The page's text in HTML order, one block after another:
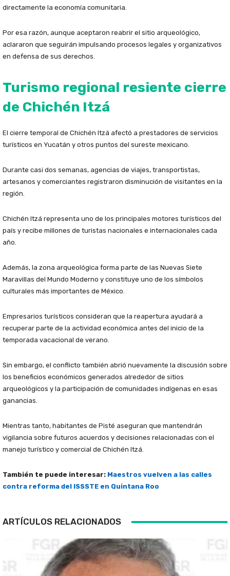
directamente la economía comunitaria.
Por esa razón, aunque aceptaron reabrir el sitio arqueológico,
aclararon que seguirán impulsando procesos legales y organizativos
en defensa de sus derechos.
Turismo regional resiente cierre
de Chichén Itzá
El cierre temporal de Chichén Itzá afectó a prestadores de servicios
turísticos en Yucatán y otros puntos del sureste mexicano.
Durante casi dos semanas, agencias de viajes, transportistas,
artesanos y comerciantes registraron disminución de visitantes en la
región.
Chichén Itzá representa uno de los principales motores turísticos del
país y recibe millones de turistas nacionales e internacionales cada
año.
Además, la zona arqueológica forma parte de las Nuevas Siete
Maravillas del Mundo Moderno y constituye uno de los símbolos
culturales más importantes de México.
Empresarios turísticos consideran que la reapertura ayudará a
recuperar parte de la actividad económica antes del inicio de la
temporada vacacional de verano.
Sin embargo, el conflicto también abrió nuevamente la discusión sobre
los beneficios económicos generados alrededor de sitios
arqueológicos y la participación de comunidades indígenas en esas
ganancias.
Mientras tanto, habitantes de Pisté aseguran que mantendrán
vigilancia sobre futuros acuerdos y decisiones relacionadas con el
manejo turístico y comercial de Chichén Itzá.
También te puede interesar: Maestros vuelven a las calles
contra reforma del ISSSTE en Quintana Roo
ARTÍCULOS RELACIONADOS